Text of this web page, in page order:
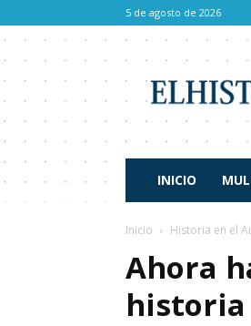
5 de agosto de 2026
Historiador
INICIO
Inicio Historia en el
Ahora
historia